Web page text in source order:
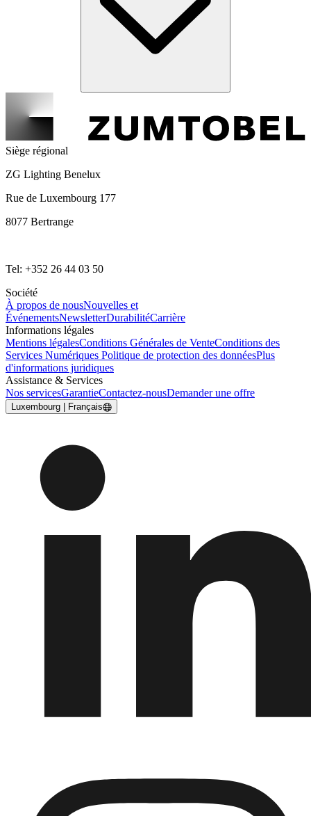
Siège régional
ZG Lighting Benelux
Rue de Luxembourg 177
8077 Bertrange
Tel: +352 26 44 03 50
Société
À propos de nousNouvelles et
ÉvénementsNewsletterDurabilitéCarrière
Informations légales
Mentions légalesConditions Générales de VenteConditions des
Services Numériques Politique de protection des donnéesPlus
d'informations juridiques
Assistance & Services
Nos servicesGarantieContactez-nousDemander une offre
Luxembourg | Français